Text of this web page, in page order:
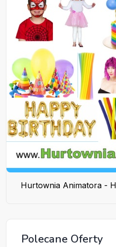
Hurtownia Animatora -
Polecane Oferty